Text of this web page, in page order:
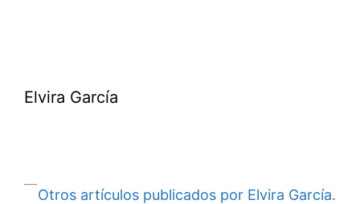
Elvira García
Otros artículos publicados por Elvira García.